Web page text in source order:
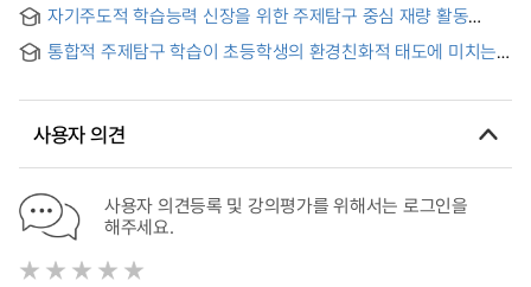
자기주도적 학습능력 신장을 위한 주제탐구 중심 재량 활동
for Discretionary Activities focusing on Theme Exploration
통합적 주제탐구 학습이 초등학생의 환경친화적 태도에 미치는
사용자 의견
사용자 의견등록 및 강의평가를 위해서는 로그인을
해주세요.